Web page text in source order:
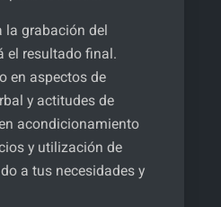
la grabación del
el resultado final.
en aspectos de
y actitudes de
acondicionamiento
y utilización de
a tus necesidades y